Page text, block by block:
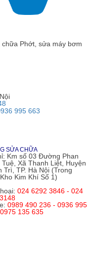
Phớt, sửa máy bơm
995 663
SỬA CHỮA
Km số 03 Đường Phan
Tuệ, Xã Thanh Liệt, Huyện
Trì, TP. Hà Nội (Trong
Kim Khí Số 1)
024 6292 3846 - 024
0989 490 236 - 0936 995
135 635